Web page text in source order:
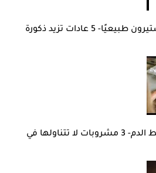
رفع هرمون التستوستيرون طبيعيًا- 5 عادات تزيد ذكورة
ممنوعات ارتفاع ضغط الدم- 3 مشروبات لا تتناولها في